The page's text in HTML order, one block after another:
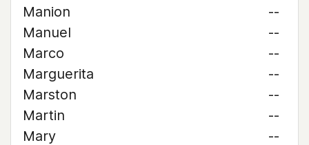
Manion
--
Manuel
--
Marco
--
Marguerita
--
Marston
--
Martin
--
Mary
--